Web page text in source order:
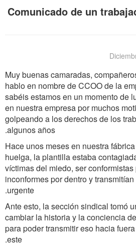
Comunicado de un
Muy buenas camaradas,
hablo en nombre de CCOO de la
sabéis estamos en un momento de
en nuestra empresa por muchos
golpeando a los derechos de los
algunos años.
Hace unos meses en nuestra
huelga, la plantilla estaba
víctimas del miedo, ser
inconformes por dentro y
urgente.
Ante esto, la sección sindical tomó
cambiar la historia y la conciencia
para poder transmitir eso hacia
este.